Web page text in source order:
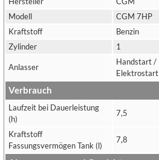
Modell
CGM 7HP
Kraftstoff
Benzin
Zylinder
1
Anlasser
Handstart /
Elektrostart
Verbrauch
Laufzeit bei Dauerleistung
(h)
7,5
Kraftstoff
Fassungsvermögen Tank (l)
7,8